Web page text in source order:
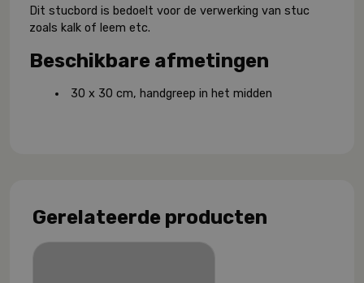
Dit stucbord is bedoelt voor de verwerking van stuc
zoals kalk of leem etc.
Beschikbare afmetingen
30 x 30 cm, handgreep in het midden
Gerelateerde producten